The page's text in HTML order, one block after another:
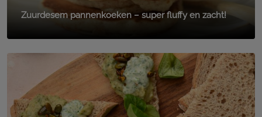
Zuurdesem pannenkoeken – super fluffy en zacht!